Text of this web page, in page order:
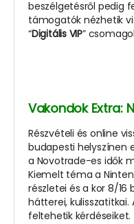
beszélgetésről pedig
támogatók nézhetik
“Digitális VIP”
Vakondok Extra:
Részvételi és online
budapesti helyszínen
a Novotrade-es idők
Kiemelt téma a
részletei és a kor 8/16
hátterei,
feltehetik kérdéseiket.